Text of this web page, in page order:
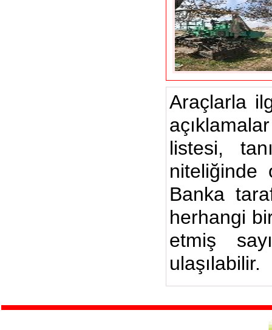
Araçlarla
listesi,
niteliğinde
Banka
herhangi
etmiş
ulaşılabilir.